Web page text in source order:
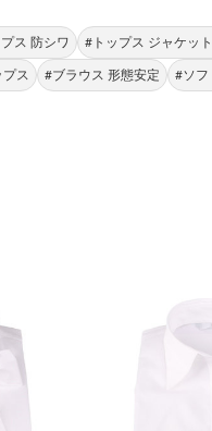
ス 防シワ #トップス ジャケッ
ス #ブラウス 形態安定 #ソフ